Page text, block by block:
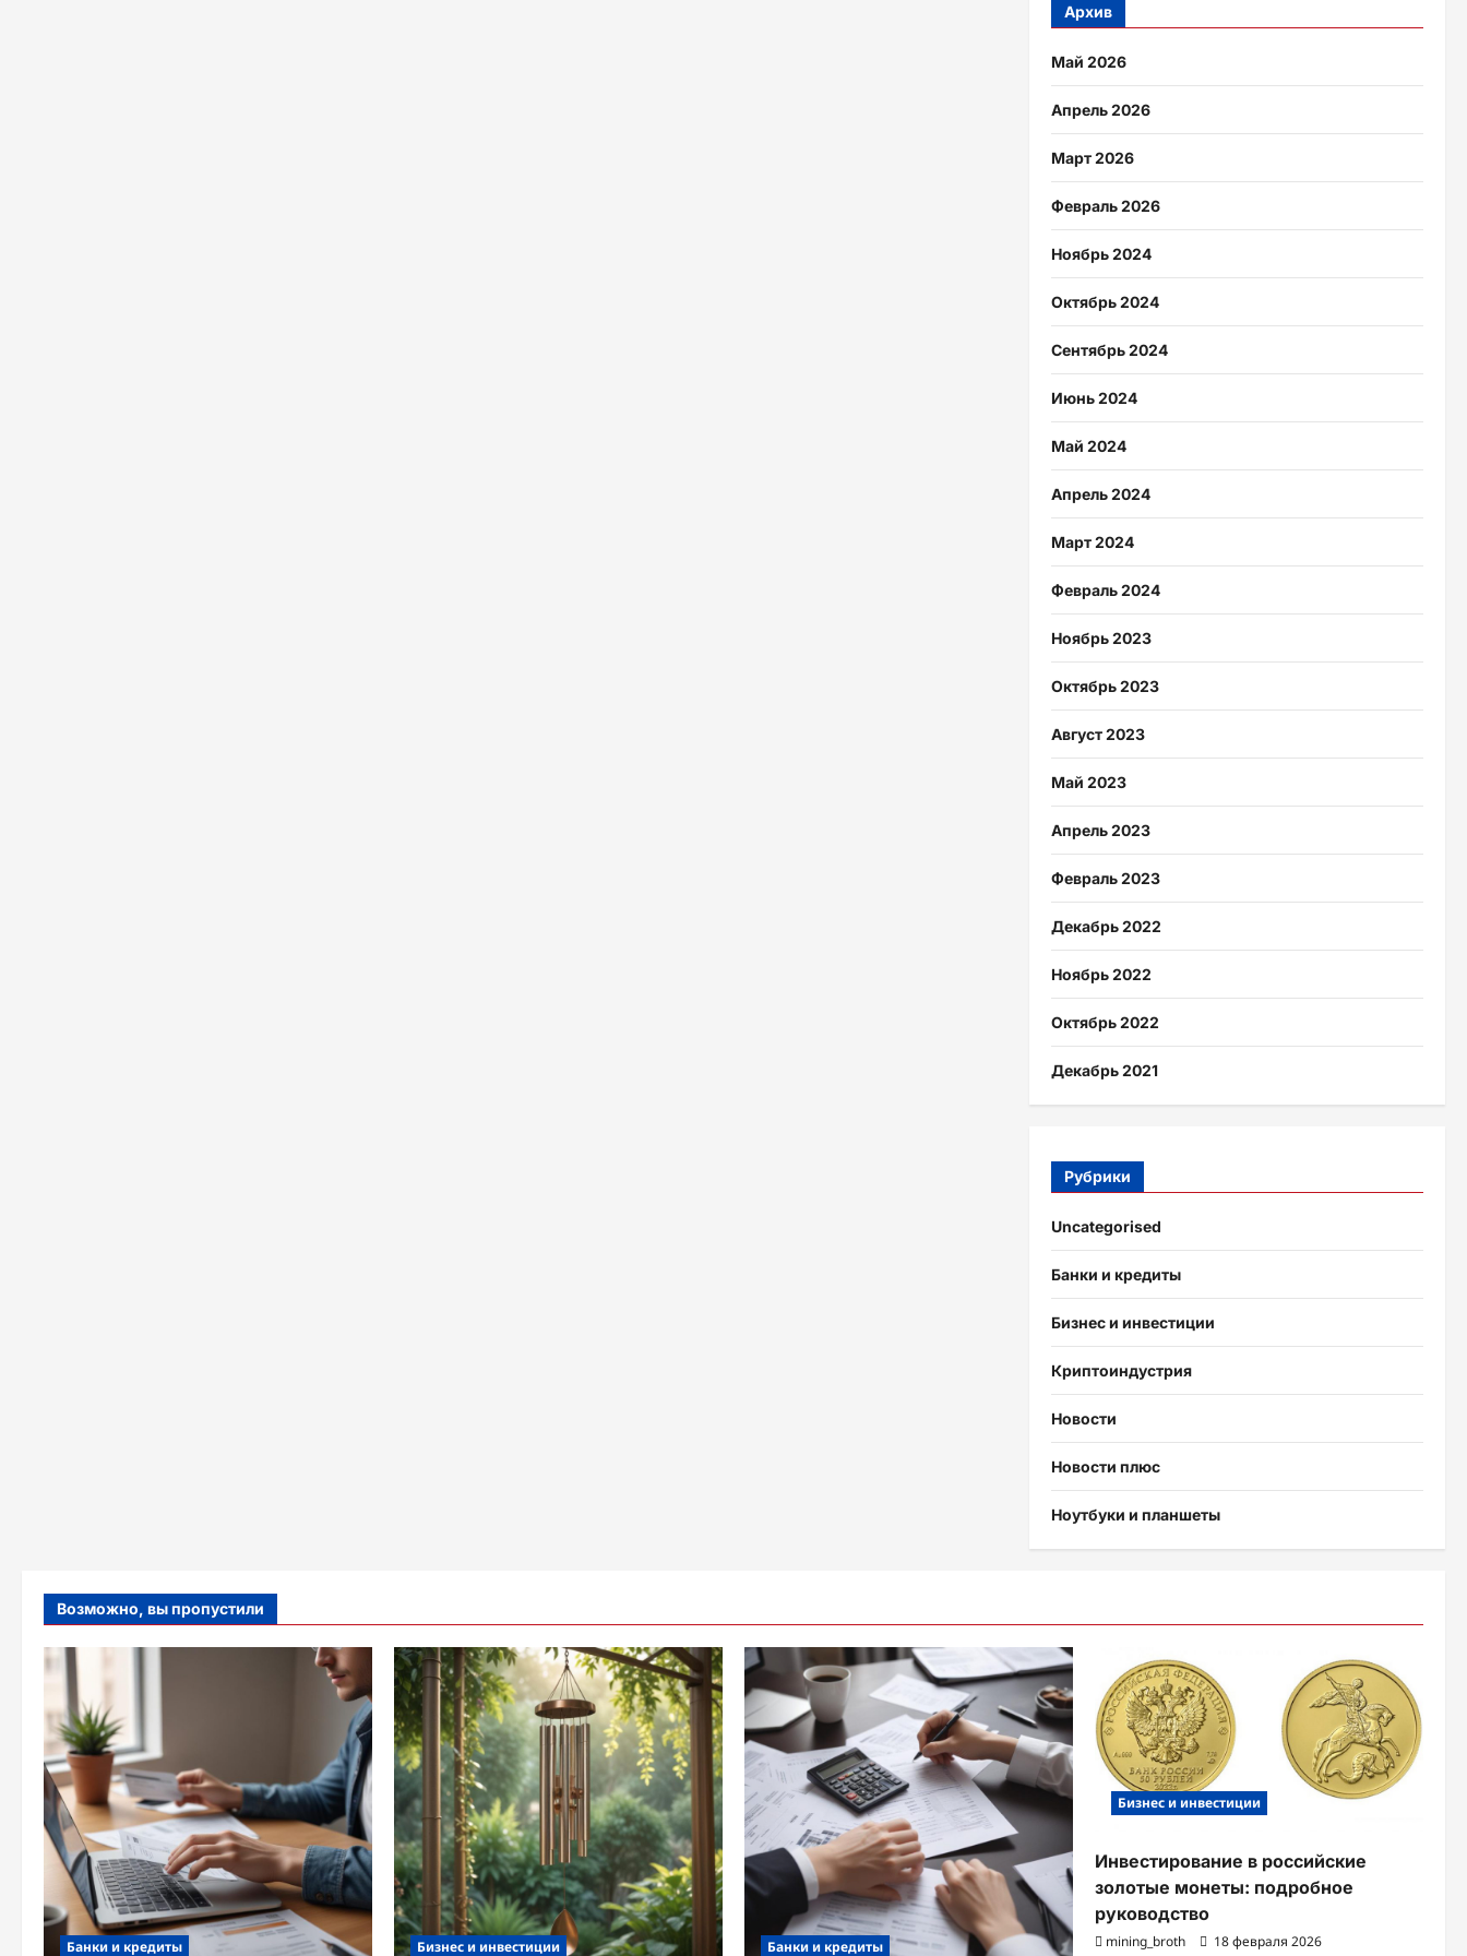
Архив
Май 2026
Апрель 2026
Март 2026
Февраль 2026
Ноябрь 2024
Октябрь 2024
Сентябрь 2024
Июнь 2024
Май 2024
Апрель 2024
Март 2024
Февраль 2024
Ноябрь 2023
Октябрь 2023
Август 2023
Май 2023
Апрель 2023
Февраль 2023
Декабрь 2022
Ноябрь 2022
Октябрь 2022
Декабрь 2021
Рубрики
Uncategorised
Банки и кредиты
Бизнес и инвестиции
Криптоиндустрия
Новости
Новости плюс
Ноутбуки и планшеты
Возможно, вы пропустили
Банки и кредиты Бизнес и инвестиции Банки и кредиты
Бизнес и инвестиции
Инвестирование в российские
золотые монеты: подробное
руководство
mining_broth 18 февраля 2026